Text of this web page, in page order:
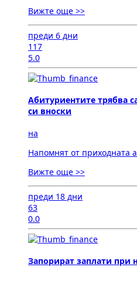
Вижте още >>
преди 6 дни
117
5.0
Абитуриентите трябва
си вноски
на
Напомнят от приходната
Вижте още >>
преди 18 дни
63
0.0
Запорират заплати при